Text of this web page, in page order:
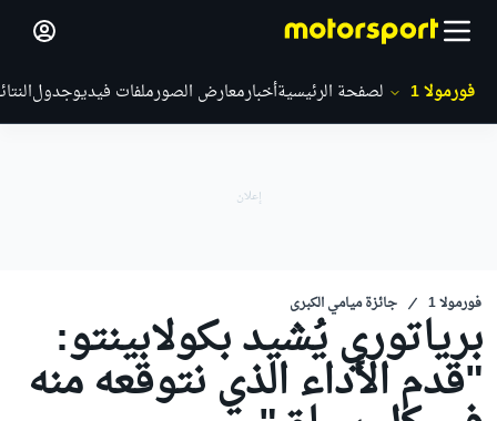
فورمولا 1 الصفحة الرئيسيةأخبارمعارض الصورملفات فيديوجدول
فورمولا 1 جائزة ميامي الكبرى
برياتوري يُشيد بكولابينتو:
"قدم الأداء الذي نتوقعه منه